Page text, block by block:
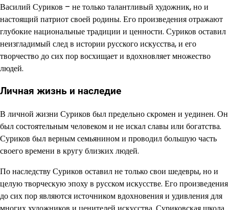
Василий Суриков – не только талантливый художник, но и
настоящий патриот своей родины. Его произведения отражают
глубокие национальные традиции и ценности. Суриков оставил
неизгладимый след в истории русского искусства, и его
творчество до сих пор восхищает и вдохновляет множество
людей.
Личная жизнь и наследие
В личной жизни Суриков был предельно скромен и уединен. Он
был состоятельным человеком и не искал славы или богатства.
Суриков был верным семьянином и проводил большую часть
своего времени в кругу близких людей.
По наследству Суриков оставил не только свои шедевры, но и
целую творческую эпоху в русском искусстве. Его произведения
до сих пор являются источником вдохновения и удивления для